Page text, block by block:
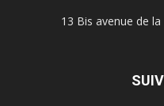
13 Bis avenue de